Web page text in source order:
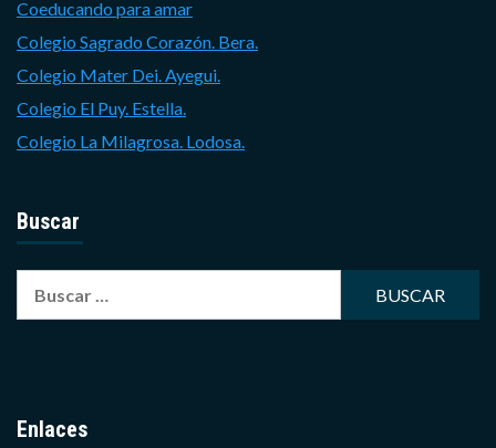
Coeducando para amar
Colegio Sagrado Corazón. Bera.
Colegio Mater Dei. Ayegui.
Colegio El Puy. Estella.
Colegio La Milagrosa. Lodosa.
Buscar
Enlaces